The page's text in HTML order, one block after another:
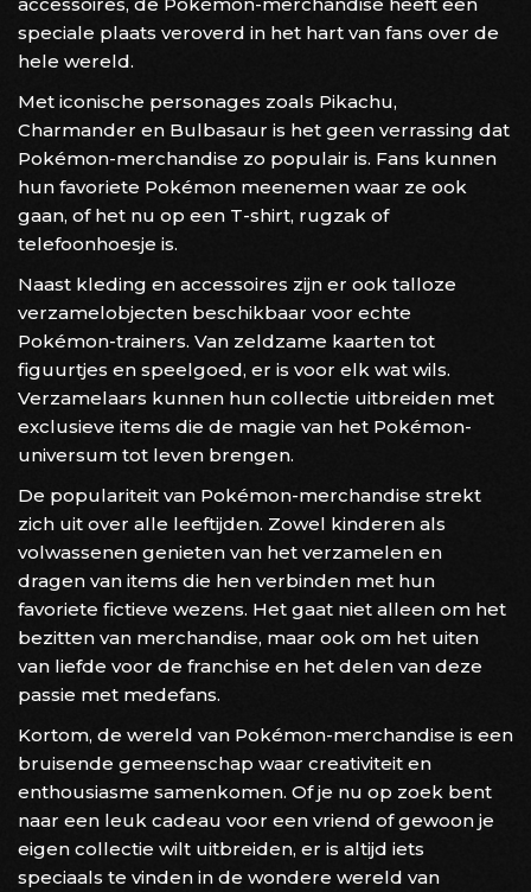
speciale plaats veroverd in het hart van fans over de
hele wereld.
Met iconische personages zoals Pikachu,
Charmander en Bulbasaur is het geen verrassing dat
Pokémon-merchandise zo populair is. Fans kunnen
hun favoriete Pokémon meenemen waar ze ook
gaan, of het nu op een T-shirt, rugzak of
telefoonhoesje is.
Naast kleding en accessoires zijn er ook talloze
verzamelobjecten beschikbaar voor echte
Pokémon-trainers. Van zeldzame kaarten tot
figuurtjes en speelgoed, er is voor elk wat wils.
Verzamelaars kunnen hun collectie uitbreiden met
exclusieve items die de magie van het Pokémon-
universum tot leven brengen.
De populariteit van Pokémon-merchandise strekt
zich uit over alle leeftijden. Zowel kinderen als
volwassenen genieten van het verzamelen en
dragen van items die hen verbinden met hun
favoriete fictieve wezens. Het gaat niet alleen om het
bezitten van merchandise, maar ook om het uiten
van liefde voor de franchise en het delen van deze
passie met medefans.
Kortom, de wereld van Pokémon-merchandise is een
bruisende gemeenschap waar creativiteit en
enthousiasme samenkomen. Of je nu op zoek bent
naar een leuk cadeau voor een vriend of gewoon je
eigen collectie wilt uitbreiden, er is altijd iets
speciaals te vinden in de wondere wereld van